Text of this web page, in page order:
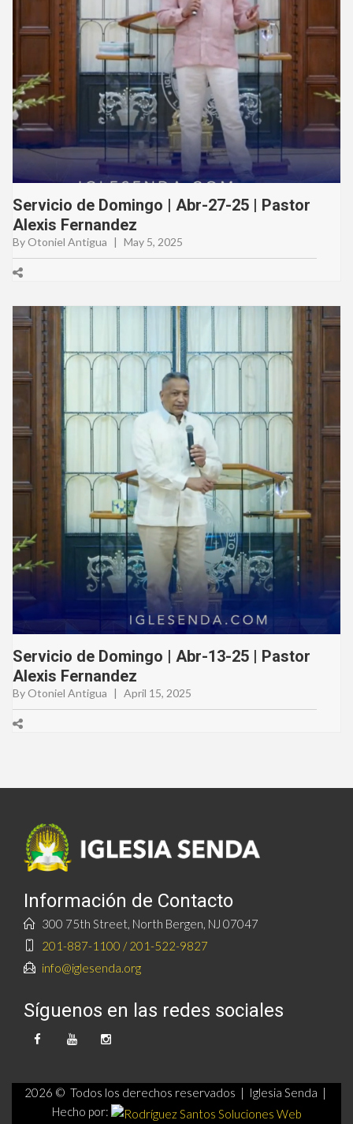
Servicio de Domingo | Abr-27-25 | Pastor
Alexis Fernandez
By Otoniel Antigua | May 5, 2025
Servicio de Domingo | Abr-13-25 | Pastor
Alexis Fernandez
By Otoniel Antigua | April 15, 2025
Información de Contacto
300 75th Street, North Bergen, NJ 07047
201-887-1100 / 201-522-9827
info@iglesenda.org
Síguenos en las redes sociales
2026 © Todos los derechos reservados | Iglesia Senda |
Hecho por: